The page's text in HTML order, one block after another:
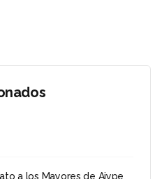
a los Mayores de Ajype